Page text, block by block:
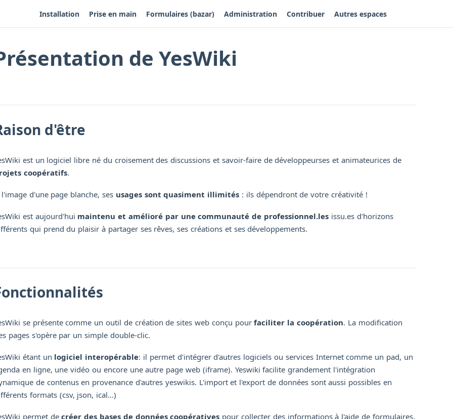
Installation Prise en main Formulaires (bazar) Administration Contribuer Autres espaces
de YesWiki
d'être
est un logiciel libre né du croisement des discussions et savoir-faire de développeurses et animateurices de
coopératifs.
d'une page blanche, ses usages sont quasiment illimités : ils dépendront de votre créativité !
est aujourd'hui maintenu et amélioré par une communauté de professionnel.les issu.es d'horizons
qui prend du plaisir à partager ses rêves, ses créations et ses développements.
se présente comme un outil de création de sites web conçu pourfaciliter la coopération. La modification
pages s'opère par un simple double-clic.
étant un logiciel interopérable: il permet d'intégrer d'autres logiciels ou services Internet comme un pad, un
en ligne, une vidéo ou encore une autre page web (iframe). Yeswiki facilite grandement l'intégration
de contenus en provenance d'autres yeswikis. L'import et l'export de données sont aussi possibles en
formats (csv, json, ical...)
permet decréer des bases de données coopératives pour collecter des informations à l'aide de formulaires,